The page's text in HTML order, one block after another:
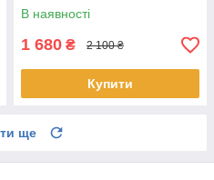
В наявності
1 680 ₴ 2 100 ₴
Купити
ще